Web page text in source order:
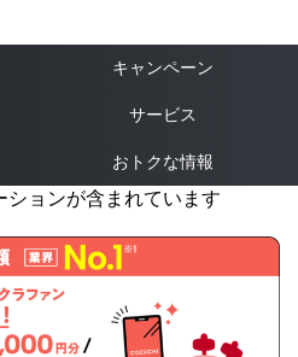
キャンペーン
サービス
おトクな情報
ョンが含まれています